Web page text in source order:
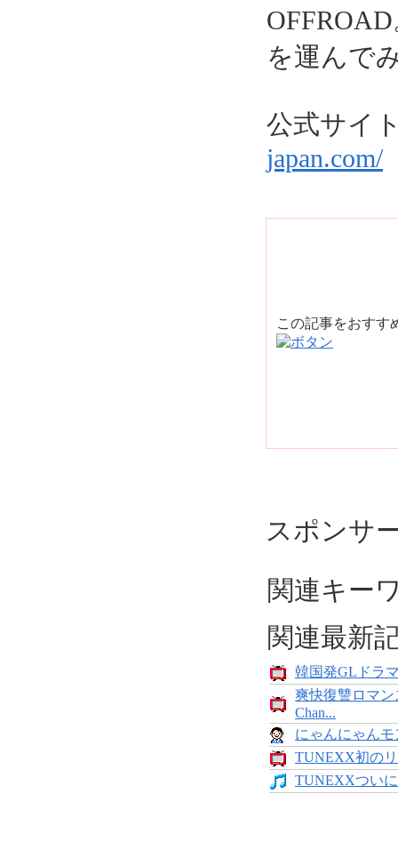
を運んで
公式サイ
japan.com/
この記事をおす
スポンサ
関連キー
関連最新
韓国発GLドラ
爽快復讐ロマ
Chan...
にゃんにゃん
TUNEXX初の
TUNEXXつい